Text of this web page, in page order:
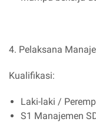
4. Pelaksana
Kualifikasi:
Laki-laki /
S1 Manajemen